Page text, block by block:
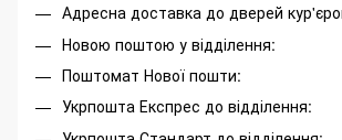
Адресна доставка до дверей
Новою поштою у відділення:
Поштомат Нової пошти:
Укрпошта Експрес до відділення: